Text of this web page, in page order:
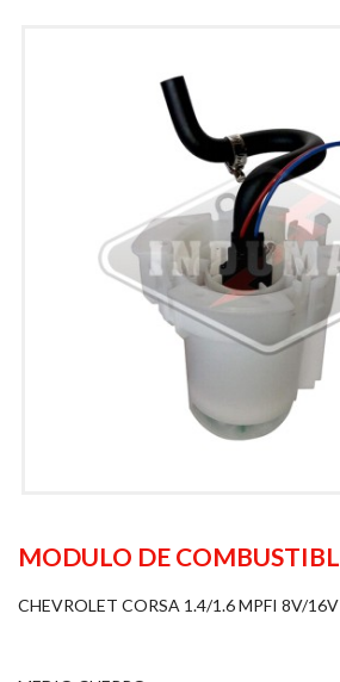
MODULO DE
CHEVROLET CORSA 1.4/1.6 MPFI 8V/